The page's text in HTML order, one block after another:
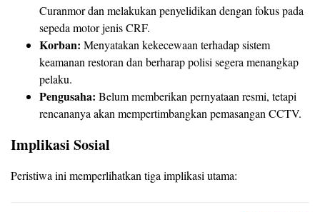
Curanmor dan melakukan penyelidikan dengan fokus pada
sepeda motor jenis CRF.
Korban: Menyatakan kekecewaan terhadap sistem
keamanan restoran dan berharap polisi segera menangkap
pelaku.
Pengusaha: Belum memberikan pernyataan resmi, tetapi
rencananya akan mempertimbangkan pemasangan CCTV.
Implikasi Sosial
Peristiwa ini memperlihatkan tiga implikasi utama: